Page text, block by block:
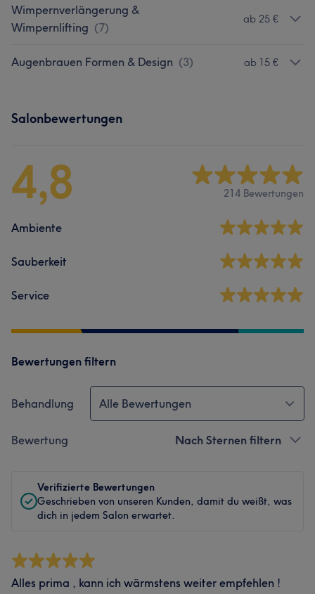
Wimpernverlängerung &
Wimpernlifting (7)
ab 25 €
Augenbrauen Formen & Design (3) ab 15 €
Salonbewertungen
4,8 214 Bewertungen
Ambiente
Sauberkeit
Service
Bewertungen filtern
Behandlung Alle Bewertungen
Bewertung Nach Sternen filtern
Verifizierte Bewertungen
Geschrieben von unseren Kunden, damit du weißt, was
dich in jedem Salon erwartet.
Alles prima , kann ich wärmstens weiter empfehlen !